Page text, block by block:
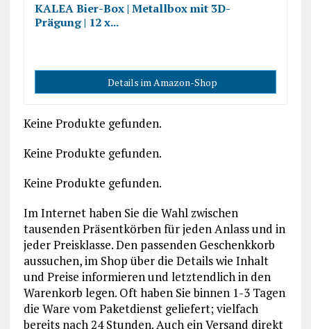
KALEA Bier-Box | Metallbox mit 3D-
Prägung | 12 x...
Details im Amazon-Shop
Keine Produkte gefunden.
Keine Produkte gefunden.
Keine Produkte gefunden.
Im Internet haben Sie die Wahl zwischen
tausenden Präsentkörben für jeden Anlass und in
jeder Preisklasse. Den passenden Geschenkkorb
aussuchen, im Shop über die Details wie Inhalt
und Preise informieren und letztendlich in den
Warenkorb legen. Oft haben Sie binnen 1-3 Tagen
die Ware vom Paketdienst geliefert; vielfach
bereits nach 24 Stunden. Auch ein Versand direkt